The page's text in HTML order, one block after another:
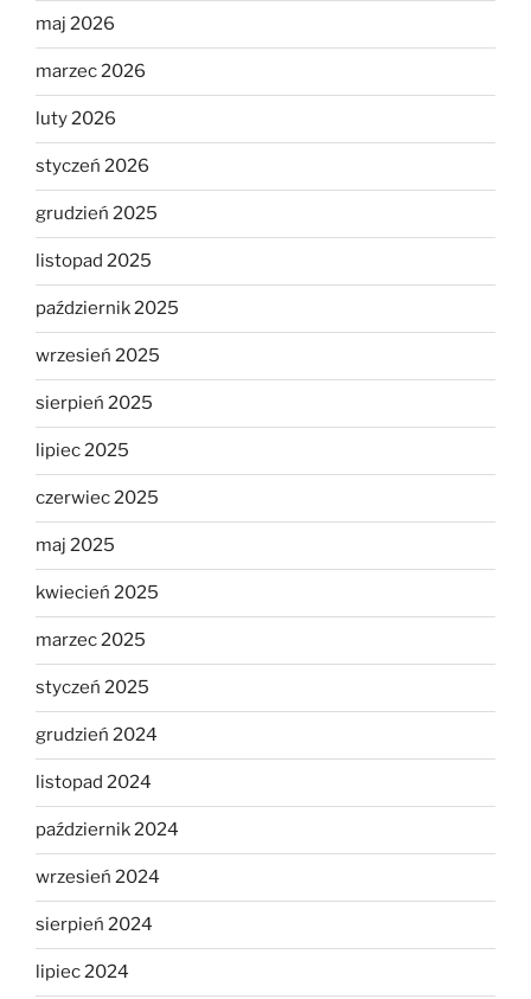
maj 2026
marzec 2026
luty 2026
styczeń 2026
grudzień 2025
listopad 2025
październik 2025
wrzesień 2025
sierpień 2025
lipiec 2025
czerwiec 2025
maj 2025
kwiecień 2025
marzec 2025
styczeń 2025
grudzień 2024
listopad 2024
październik 2024
wrzesień 2024
sierpień 2024
lipiec 2024